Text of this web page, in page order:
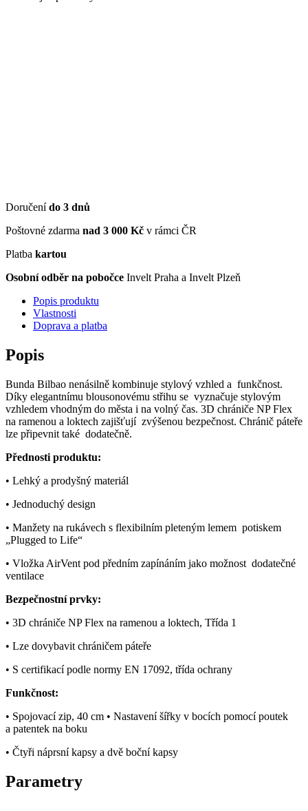
Doručenído 3 dnů
Poštovné zdarma nad 3 000 Kč v rámci ČR
Platba kartou
Osobní odběr na pobočce Invelt Praha a Invelt Plzeň
Popis produktu
Vlastnosti
Doprava a platba
Popis
Bunda Bilbao nenásilně kombinuje stylový vzhled a funkčnost.
Díky elegantnímu blousonovému střihu se vyznačuje stylovým
vzhledem vhodným do města i na volný čas. 3D chrániče NP Flex
na ramenou a loktech zajišťují zvýšenou bezpečnost. Chránič páteře
lze připevnit také dodatečně.
Přednosti produktu:
• Lehký a prodyšný materiál
• Jednoduchý design
• Manžety na rukávech s flexibilním pleteným lemem potiskem
„Plugged to Life“
• Vložka AirVent pod předním zapínáním jako možnost dodatečné
ventilace
Bezpečnostní prvky:
• 3D chrániče NP Flex na ramenou a loktech, Třída 1
• Lze dovybavit chráničem páteře
• S certifikací podle normy EN 17092, třída ochrany
Funkčnost:
• Spojovací zip, 40 cm • Nastavení šířky v bocích pomocí poutek
a patentek na boku
• Čtyři náprsní kapsy a dvě boční kapsy
Parametry